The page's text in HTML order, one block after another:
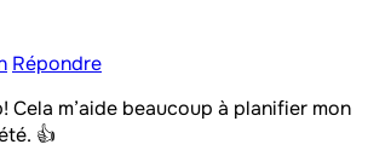
Répondre
Cela m’aide beaucoup à planifier mon
👍